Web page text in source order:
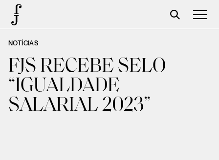
Foundation
Events
The foundation
Partners
NOTÍCIAS
FJS RECEBE SELO
“IGUALDADE
SALARIAL 2023”